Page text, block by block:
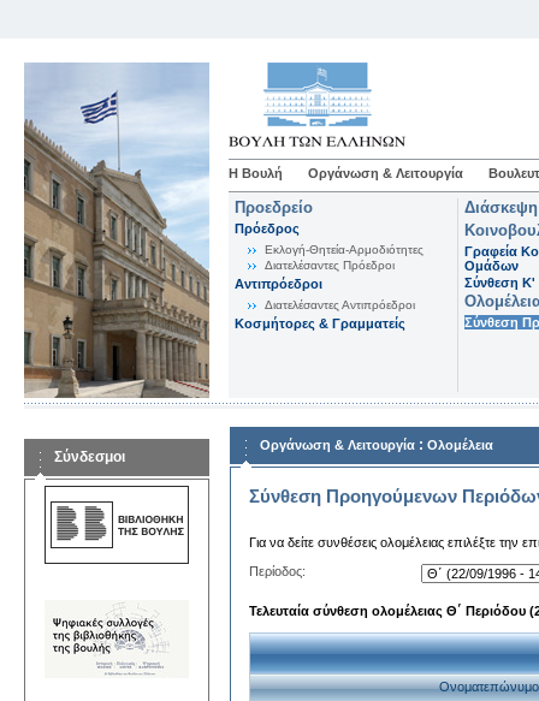
Η Βουλή Οργάνωση & Λειτουργία
Προεδρείο
Πρόεδρος
Εκλογή-Θητεία-Αρμοδιότητες
Διατελέσαντες Πρόεδροι
Αντιπρόεδροι
Διατελέσαντες Αντιπρόεδροι
Κοσμήτορες & Γραμματείς
Γραφεία
Ομάδων
Σύνθεση K'
Σύνθεση
Σύνδεσμοι
Οργάνωση & Λειτουργία : Ολομέλεια
Σύνθεση Προηγούμενων
Για να δείτε συνθέσεις ολομέλειας επιλέξτε την
Περίοδος:
Τελευταία σύνθεση ολομέλειας Θ΄ Περιόδου
Ονοματεπώνυμο